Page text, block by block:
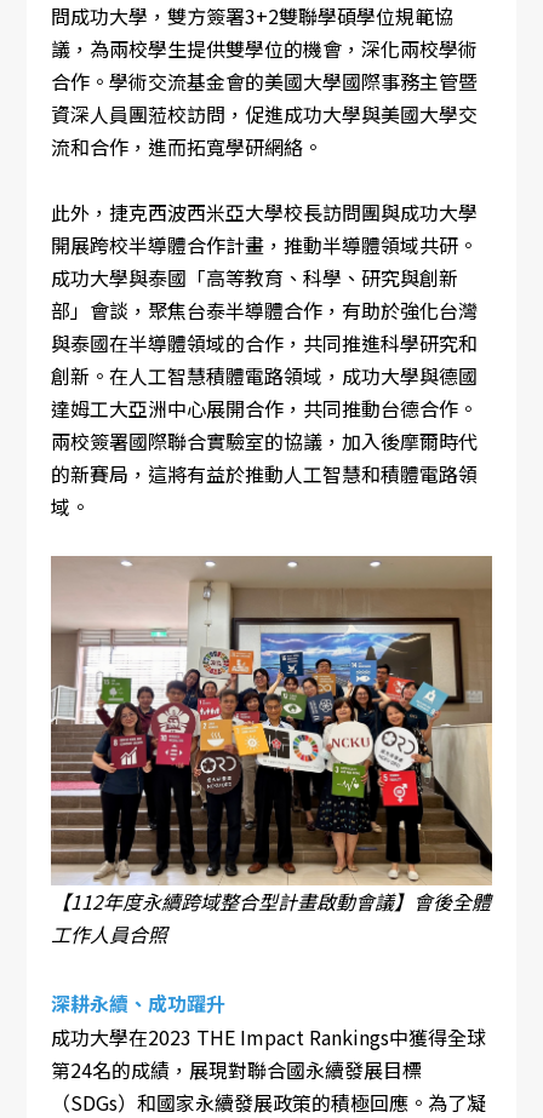
問成功大學，雙方簽署3+2雙聯學碩學位規範協
議，為兩校學生提供雙學位的機會，深化兩校學術
合作。學術交流基金會的美國大學國際事務主管暨
資深人員團蒞校訪問，促進成功大學與美國大學交
流和合作，進而拓寬學研網絡。
此外，捷克西波西米亞大學校長訪問團與成功大學
開展跨校半導體合作計畫，推動半導體領域共研。
成功大學與泰國「高等教育、科學、研究與創新
部」會談，聚焦台泰半導體合作，有助於強化台灣
與泰國在半導體領域的合作，共同推進科學研究和
創新。在人工智慧積體電路領域，成功大學與德國
達姆工大亞洲中心展開合作，共同推動台德合作。
兩校簽署國際聯合實驗室的協議，加入後摩爾時代
的新賽局，這將有益於推動人工智慧和積體電路領
域。
【112年度永續跨域整合型計畫啟動會議】會後全體
工作人員合照
深耕永續、成功躍升
成功大學在2023 THE Impact Rankings中獲得全球
第24名的成績，展現對聯合國永續發展目標
（SDGs）和國家永續發展政策的積極回應。為了凝